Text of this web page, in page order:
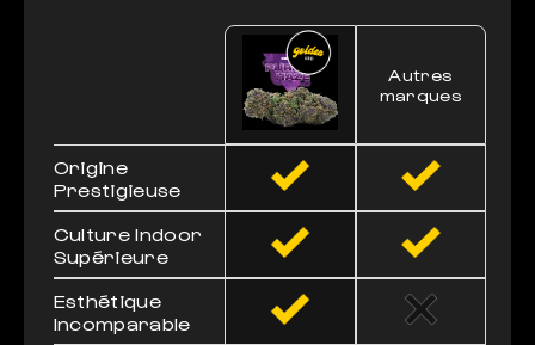
Autres
marques
Origine
Prestigieuse
Culture Indoor
Supérieure
Esthétique
Incomparable